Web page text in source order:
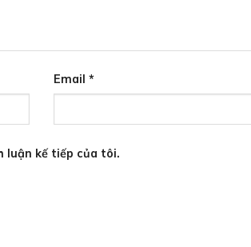
Email *
luận kế tiếp của tôi.